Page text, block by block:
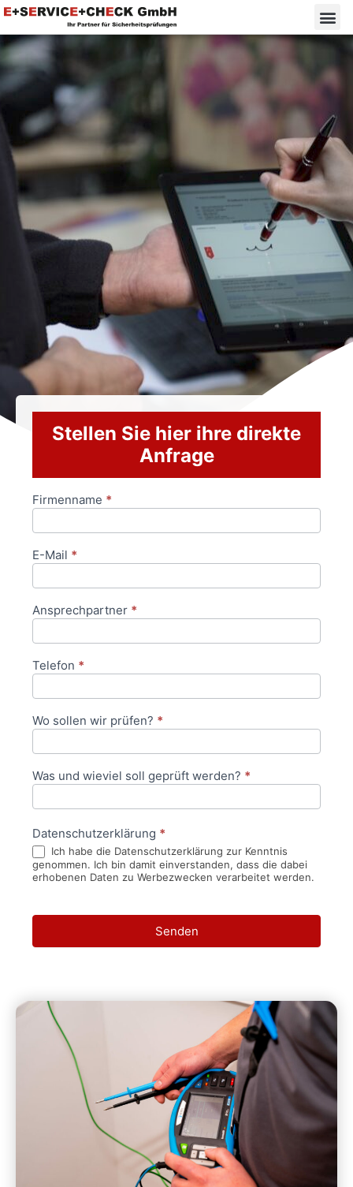
Stellen Sie hier ihre direkte
Anfrage
Anfrageformular
Firmenname *
E-Mail *
Ansprechpartner *
Telefon *
Wo sollen wir prüfen? *
Was und wieviel soll geprüft werden? *
Datenschutzerklärung *
Ich habe die Datenschutzerklärung zur Kenntnis
genommen. Ich bin damit einverstanden, dass die dabei
erhobenen Daten zu Werbezwecken verarbeitet werden.
Senden